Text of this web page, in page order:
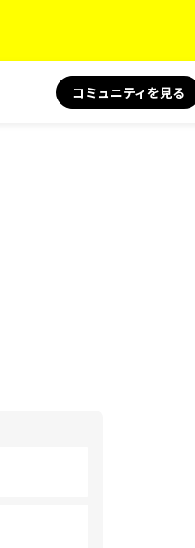
コミュニティを見る